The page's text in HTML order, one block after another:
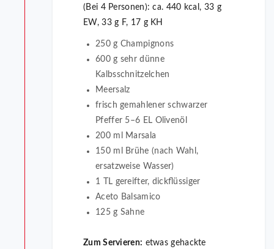
(Bei 4 Personen): ca. 440 kcal, 33 g
EW, 33 g F, 17 g KH
250 g Champignons
600 g sehr dünne
Kalbsschnitzelchen
Meersalz
frisch gemahlener schwarzer
Pfeffer 5–6 EL Olivenöl
200 ml Marsala
150 ml Brühe (nach Wahl,
ersatzweise Wasser)
1 TL gereifter, dickﬂüssiger
Aceto Balsamico
125 g Sahne
Zum Servieren: etwas gehackte